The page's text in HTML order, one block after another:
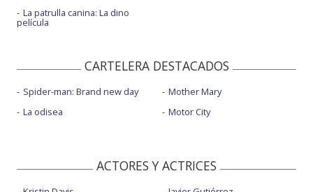
La patrulla canina: La dino
película
CARTELERA DESTACADOS
Spider-man: Brand new day
La odisea
Mother Mary
Motor City
ACTORES Y ACTRICES